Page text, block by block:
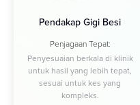
Pendakap Gigi Besi
Penjagaan Tepat:
Penyesuaian berkala di klinik
untuk hasil yang lebih tepat,
sesuai untuk kes yang
kompleks.